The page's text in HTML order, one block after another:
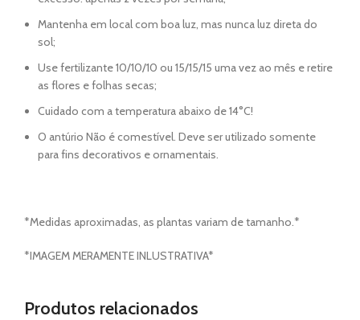
Mantenha em local com boa luz, mas nunca luz direta do
sol;
Use fertilizante 10/10/10 ou 15/15/15 uma vez ao mês e retire
as flores e folhas secas;
Cuidado com a temperatura abaixo de 14°C!
O antúrio Não é comestível. Deve ser utilizado somente
para fins decorativos e ornamentais.
*Medidas aproximadas, as plantas variam de tamanho.*
*IMAGEM MERAMENTE INLUSTRATIVA*
Produtos relacionados